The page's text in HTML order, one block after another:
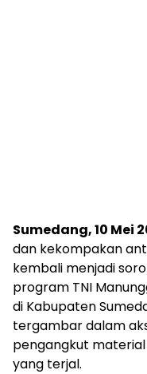
Sumedang, 10 Mei
dan kekompakan
kembali menjadi
program TNI
di Kabupaten
tergambar dalam
pengangkut
yang terjal.